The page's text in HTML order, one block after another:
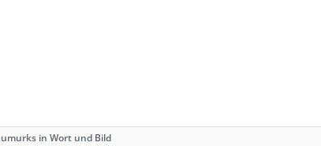
in Wort und Bild